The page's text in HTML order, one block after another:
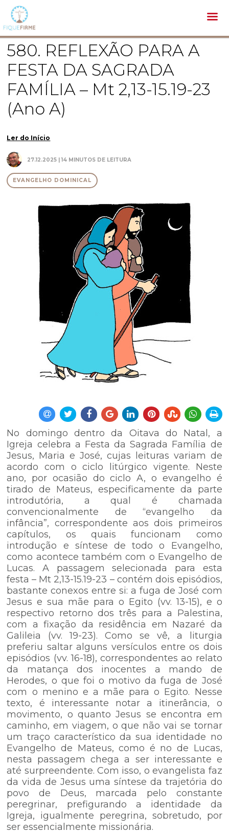
Bíblia /
580. REFLEXÃO PARA A FESTA DA SAGRADA FAMÍLIA – Mt 2,13-15.19-23 (Ano A)
580. REFLEXÃO PARA A
FESTA DA SAGRADA
FAMÍLIA – Mt 2,13-15.19-23
(Ano A)
Ler do Início
27.12.2025 | 14 MINUTOS DE LEITURA
EVANGELHO DOMINICAL
No domingo dentro da Oitava do Natal, a
Igreja celebra a Festa da Sagrada Família de
Jesus, Maria e José, cujas leituras variam de
acordo com o ciclo litúrgico vigente. Neste
ano, por ocasião do ciclo A, o evangelho é
tirado de Mateus, especificamente da parte
introdutória, a qual é chamada
convencionalmente de “evangelho da
infância”, correspondente aos dois primeiros
capítulos, os quais funcionam como
introdução e síntese de todo o Evangelho,
como acontece também com o Evangelho de
Lucas. A passagem selecionada para esta
festa – Mt 2,13-15.19-23 – contém dois episódios,
bastante conexos entre si: a fuga de José com
Jesus e sua mãe para o Egito (vv. 13-15), e o
respectivo retorno dos três para a Palestina,
com a fixação da residência em Nazaré da
Galileia (vv. 19-23). Como se vê, a liturgia
preferiu saltar alguns versículos entre os dois
episódios (vv. 16-18), correspondentes ao relato
da matança dos inocentes a mando de
Herodes, o que foi o motivo da fuga de José
com o menino e a mãe para o Egito. Nesse
texto, é interessante notar a itinerância, o
movimento, o quanto Jesus se encontra em
caminho, em viagem, o que não vai se tornar
um traço característico da sua identidade no
Evangelho de Mateus, como é no de Lucas,
nesta passagem chega a ser interessante e
até surpreendente. Com isso, o evangelista faz
da vida de Jesus uma síntese da trajetória do
povo de Deus, marcada pelo constante
peregrinar, prefigurando a identidade da
Igreja, igualmente peregrina, sobretudo, por
ser essencialmente missionária.